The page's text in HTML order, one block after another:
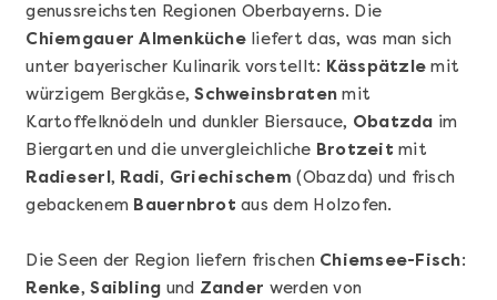
Mehr anzeigen
Sushi Basic Kurs Bonn
genussreichsten Regionen Oberbayerns. Die
Chiemgauer Almenkücheliefert das, was man sich
unter bayerischer Kulinarik vorstellt: Kässpätzle mit
würzigem Bergkäse,Schweinsbraten mit
Kartoffelknödeln und dunkler Biersauce, Obatzda im
Biergarten und die unvergleichliche Brotzeit mit
Radieserl , Radi, Griechischem (Obazda) und frisch
gebackenem Bauernbrot aus dem Holzofen.
Die Seen der Region liefern frischen Chiemsee-Fisch:
Renke,Saibling und Zander werden von